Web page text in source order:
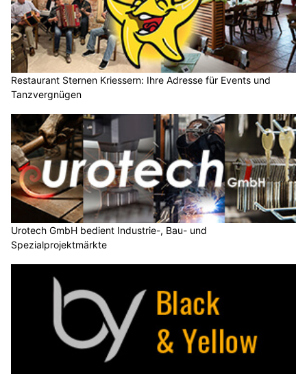
Restaurant Sternen Kriessern: Ihre Adresse für Events und
Tanzvergnügen
Urotech GmbH bedient Industrie-, Bau- und
Spezialprojektmärkte